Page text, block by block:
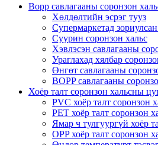
Bopp савлагааны соронзон
Хөлдөлтийн эсрэг тууз
Супермаркетад
Суурин соронзон хальс
Хэвлэсэн савлагааны
Ураглахад хялбар
Өнгөт савлагааны
BOPP савлагааны
Хоёр талт соронзон хальсны
PVC хоёр талт соронзон
PET хоёр талт соронзон
Ямар ч тулгуургүй хоёр
OPP хоёр талт соронзон